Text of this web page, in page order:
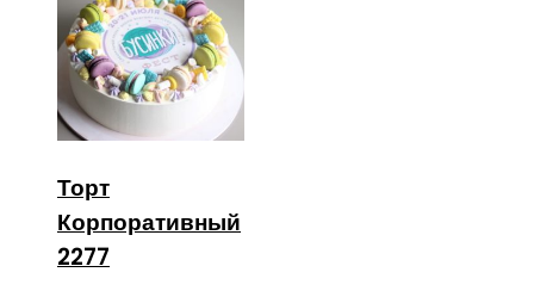
Торт
Корпоративный
2277